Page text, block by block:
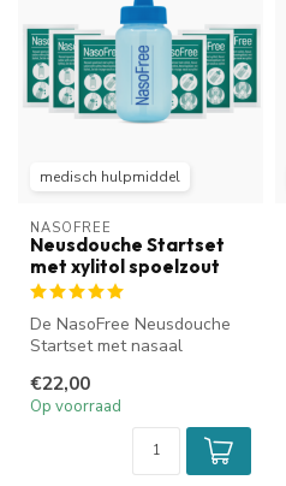
medisch hulpmiddel
NASOFREE
Neusdouche Startset
met xylitol spoelzout
De NasoFree Neusdouche
Startset met nasaal
speciaal ont...
€22,00
Op voorraad